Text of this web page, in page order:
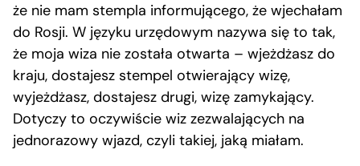
że nie mam stempla informującego, że wjechałam
do Rosji. W języku urzędowym nazywa się to tak,
że moja wiza nie została otwarta – wjeżdżasz do
kraju, dostajesz stempel otwierający wizę,
wyjeżdżasz, dostajesz drugi, wizę zamykający.
Dotyczy to oczywiście wiz zezwalających na
jednorazowy wjazd, czyli takiej, jaką miałam.